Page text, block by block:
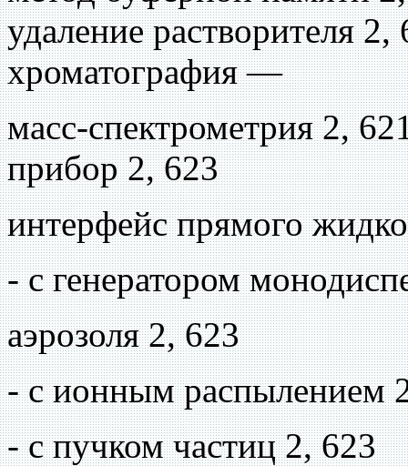
удаление растворителя
хроматография —
масс-спектрометрия 2,
прибор 2, 623
интерфейс прямого
- с генератором
аэрозоля 2, 623
- с ионным распылением
- с пучком частиц 2, 623